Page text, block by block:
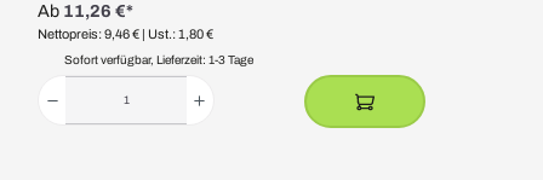
Ab 11,26 €*
Nettopreis: 9,46 € | Ust.: 1,80 €
Sofort verfügbar, Lieferzeit: 1-3 Tage